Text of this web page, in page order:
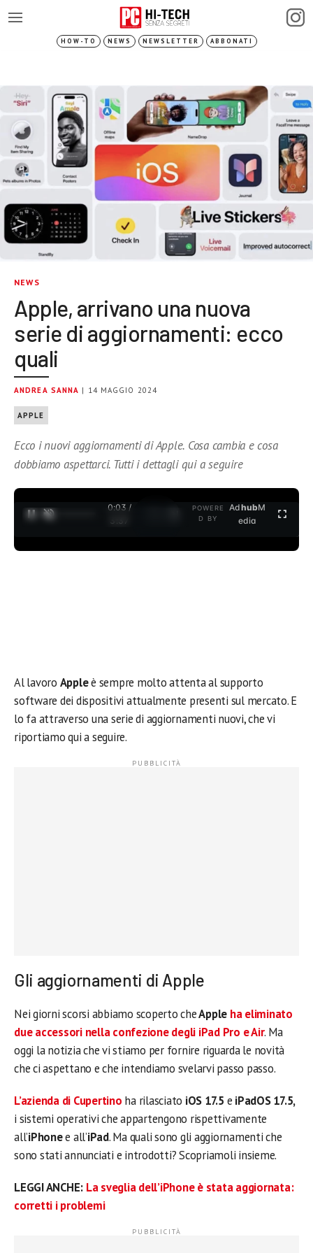
HOW-TO NEWS NEWSLETTER ABBONATI
NEWS
Apple, arrivano una nuova
serie di aggiornamenti: ecco
quali
ANDREA SANNA | 14 MAGGIO 2024
APPLE
Ecco i nuovi aggiornamenti di Apple. Cosa cambia e cosa
dobbiamo aspettarci. Tutti i dettagli qui a seguire
0:04 /
3:37
POWERE
D BY
AdhubM
edia
Al lavoro Appleè sempre molto attenta al supporto
software dei dispositivi attualmente presenti sul mercato. E
lo fa attraverso una serie di aggiornamenti nuovi, che vi
riportiamo qui a seguire.
Gli aggiornamenti di Apple
Nei giorni scorsi abbiamo scoperto cheApple ha eliminato
due accessori nella confezione degli iPad Pro e Air. Ma
oggi la notizia che vi stiamo per fornire riguarda le novità
che ci aspettano e che intendiamo svelarvi passo passo.
L’azienda di Cupertino ha rilasciato iOS 17.5 e iPadOS 17.5,
i sistemi operativi che appartengono rispettivamente
all’iPhonee all’iPad. Ma quali sono gli aggiornamenti che
sono stati annunciati e introdotti? Scopriamoli insieme.
LEGGI ANCHE: La sveglia dell’iPhone è stata aggiornata:
corretti i problemi